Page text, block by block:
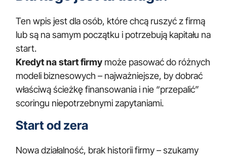
Ten wpis jest dla osób, które chcą ruszyć z firmą
lub są na samym początku i potrzebują kapitału na
start.
Kredyt na start firmy może pasować do różnych
modeli biznesowych – najważniejsze, by dobrać
właściwą ścieżkę finansowania i nie “przepalić”
scoringu niepotrzebnymi zapytaniami.
Start od zera
Nowa działalność, brak historii firmy – szukamy